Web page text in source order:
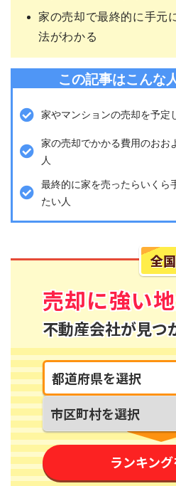
家の売却で最終的に手元
法がわかる
この記事はこんな
家やマンションの売却を予定
家の売却でかかる費用のおお
人
最終的に家を売ったらいくら
たい人